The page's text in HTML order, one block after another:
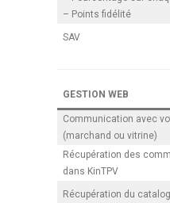
– Points fidélité
SAV
GESTION WEB
Communication avec
(marchand ou vitrine)
Récupération des
dans KinTPV
Récupération du